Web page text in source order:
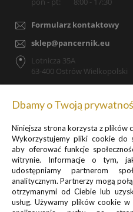
Formularz kontaktowy
sklep@pancernik.eu
Lotnicza 35A
63-400 Ostrów Wielkopolski
Zapisz się do newslettera,
promocjach i nowościach
Dbamy o Twoją
Niniejsza strona korzysta z plików
Wykorzystujemy pliki cookie do
aby oferować funkcje
witrynie. Informacje o tym,
udostępniamy partnerom
analitycznym. Partnerzy mogą
otrzymanymi od Ciebie lub
usług. Używamy plików cookie